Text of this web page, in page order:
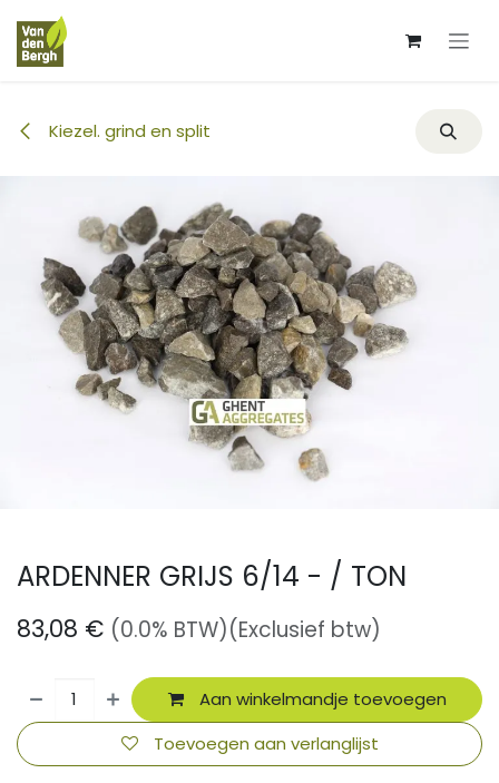
Overslaan naar inhoud
Kiezel. grind en split
ARDENNER GRIJS 6/14 - / TON
83,08 € (0.0% BTW)(Exclusief btw)
Aan winkelmandje toevoegen
Toevoegen aan verlanglijst